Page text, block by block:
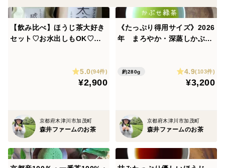
使いたくないこだわりを、紅茶つくりにも反映させてい
ます。
にお茶を育てています。
＜産地の特徴＞
歴史ある京都・宇治茶の生産地で、多くの銘茶が栽培さ
山里特有の寒暖差の激しい気候が、旨みのあるお茶をつ
【飲み比べ】ほうじ茶大好き
セット♡お水出しもOK♡浅
得なセット！（農薬・化学肥
料・除草剤不使用）（ティー
5.0(94件)
¥2,900
京都府木津川市加茂町
森井ファームのお茶
《たっぷり得用サイズ》2026
年 まろやか・深蒸しかぶせ
サイズ ）280g ひと手間
かけたまろやか緑茶（農薬・
約280g 4.9(103件)
¥3,200
京都府木津川市加茂町
森井ファームのお茶